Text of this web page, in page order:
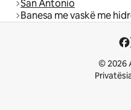
San Antonio
Banesa me vaskë me
© 2026